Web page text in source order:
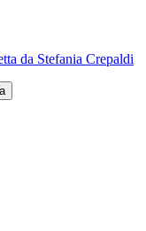
da Stefania Crepaldi